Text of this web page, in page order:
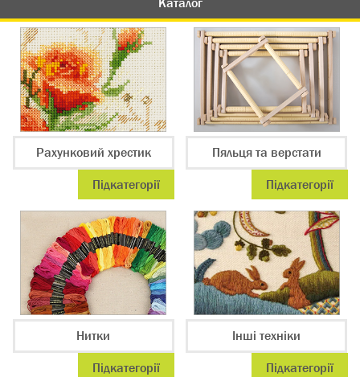
Рахунковий хрестик
Підкатегорії
Пяльця та верстати
Підкатегорії
Нитки
Підкатегорії
Інші техніки
Підкатегорії